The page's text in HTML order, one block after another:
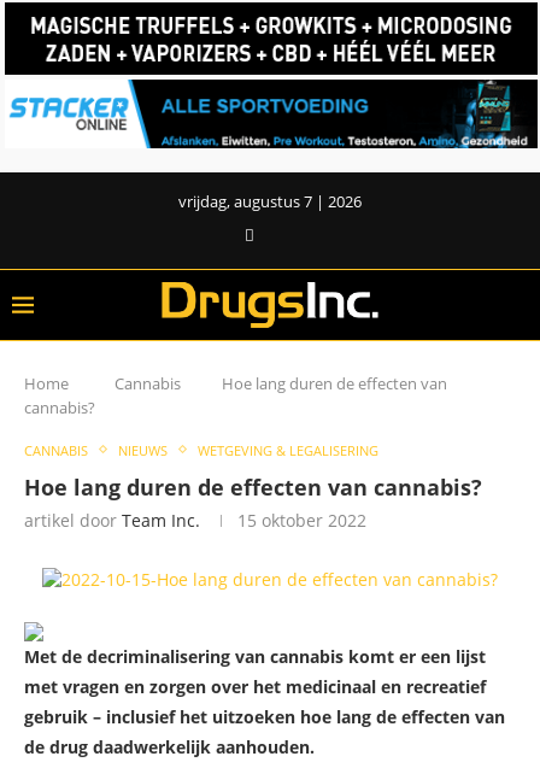
vrijdag, augustus 7 | 2026
Home Cannabis
Hoe lang duren de effecten van
cannabis?
CANNABIS NIEUWS WETGEVING & LEGALISERING
Hoe lang duren de effecten van cannabis?
artikel door Team Inc. 15 oktober 2022
Met de decriminalisering van cannabis komt er een lijst
met vragen en zorgen over het medicinaal en recreatief
gebruik – inclusief het uitzoeken hoe lang de effecten van
de drug daadwerkelijk aanhouden.